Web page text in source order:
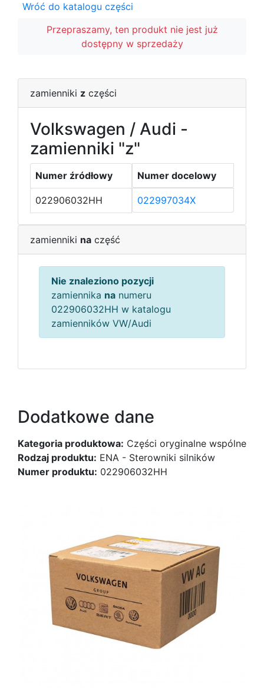
Wróć do katalogu części
Przepraszamy, ten produkt nie jest już
dostępny w sprzedaży
zamienniki z części
Volkswagen / Audi -
zamienniki "z"
Numer źródłowy Numer docelowy
022906032HH 022997034X
zamienniki na część
Nie znaleziono pozycji
zamiennika na numeru
022906032HH w katalogu
zamienników VW/Audi
Dodatkowe dane
Kategoria produktowa: Części oryginalne wspólne
Rodzaj produktu: ENA - Sterowniki silników
Numer produktu: 022906032HH